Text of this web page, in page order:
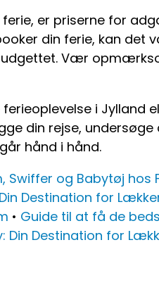
er priserne for
din ferie, kan
Vær
i Jylland
din rejse,
hånd i hånd.
Swiffer og Babytøj hos
Destination for
• Guide til at få de
Din Destination for